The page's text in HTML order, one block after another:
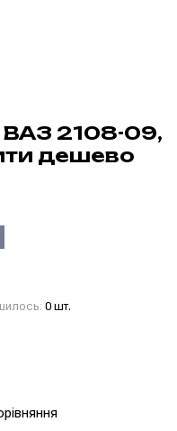
ВАЗ 2108-09,
дешево
0 шт.